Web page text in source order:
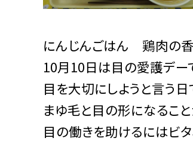
にんじんごはん 鶏肉の
10月10日は目の愛護デー
目を大切にしようと言う日
まゆ毛と目の形になること
目の働きを助けるにはビタ